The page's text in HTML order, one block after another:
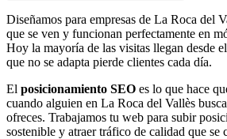
Diseñamos para empresas de La Roca del
que se ven y funcionan perfectamente en
Hoy la mayoría de las visitas llegan desde
que no se adapta pierde clientes cada día.
El posicionamiento SEO es lo que hace
cuando alguien en La Roca del Vallès
ofreces. Trabajamos tu web para subir
sostenible y atraer tráfico de calidad que se